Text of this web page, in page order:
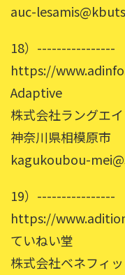
auc-
18）----------------
https://
Adaptive
株式会社ラングエ
神奈川県相模原市
kagukoubou-
19）----------------
https://
ていねい堂
株式会社ベネフィ